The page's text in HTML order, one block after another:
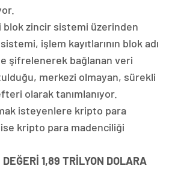
zincir sistemi üzerinden
işlem kayıtlarının blok adı
şifrelenerek bağlanan veri
merkezi olmayan, sürekli
olarak tanımlanıyor.
isteyenlere kripto para
kripto para madenciliği
1,89 TRİLYON DOLARA